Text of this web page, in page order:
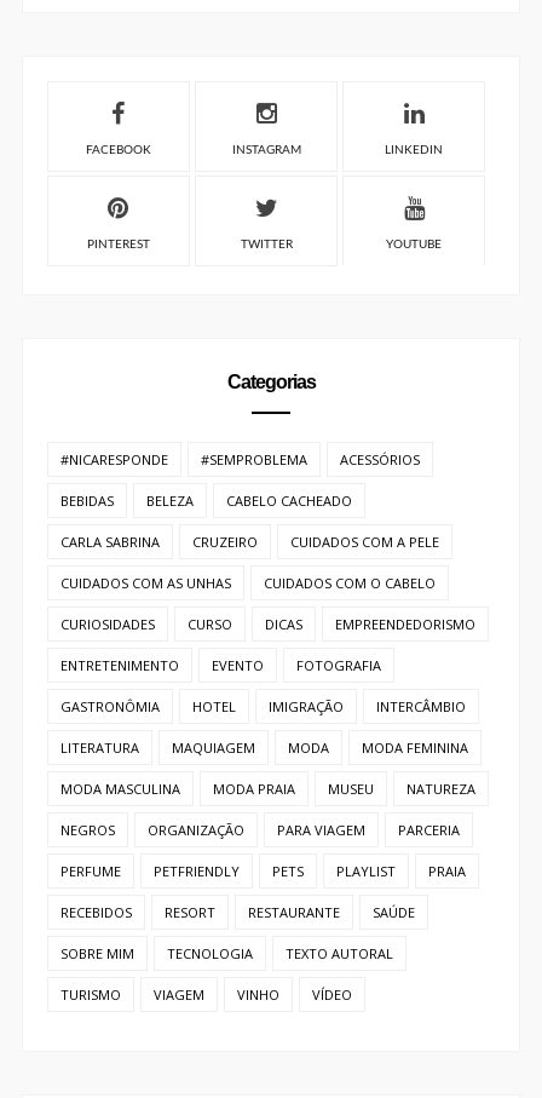
FACEBOOK INSTAGRAM LINKEDIN
PINTEREST TWITTER YOUTUBE
Categorias
#NICARESPONDE #SEMPROBLEMA ACESSÓRIOS
BEBIDAS BELEZA CABELO CACHEADO
CARLA SABRINA CRUZEIRO CUIDADOS COM A PELE
CUIDADOS COM AS UNHAS CUIDADOS COM O CABELO
CURIOSIDADES CURSO DICAS EMPREENDEDORISMO
ENTRETENIMENTO EVENTO FOTOGRAFIA
GASTRONÔMIA HOTEL IMIGRAÇÃO INTERCÂMBIO
LITERATURA MAQUIAGEM MODA MODA FEMININA
MODA MASCULINA MODA PRAIA MUSEU NATUREZA
NEGROS ORGANIZAÇÃO PARA VIAGEM PARCERIA
PERFUME PETFRIENDLY PETS PLAYLIST PRAIA
RECEBIDOS RESORT RESTAURANTE SAÚDE
SOBRE MIM TECNOLOGIA TEXTO AUTORAL
TURISMO VIAGEM VINHO VÍDEO